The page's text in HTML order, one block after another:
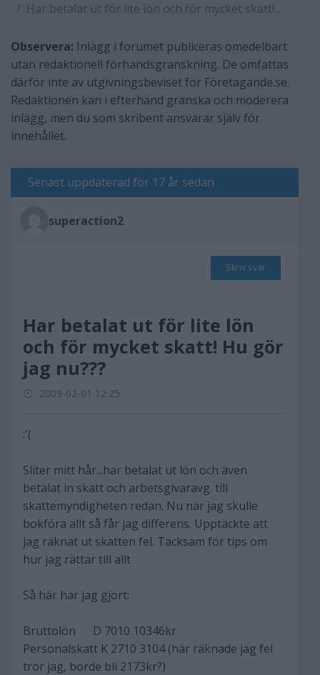
Har betalat ut för lite lön och för mycket skatt!...
Observera: Inlägg i forumet publiceras omedelbart
utan redaktionell förhandsgranskning. De omfattas
därför inte av utgivningsbeviset för Företagande.se.
Redaktionen kan i efterhand granska och moderera
inlägg, men du som skribent ansvarar själv för
innehållet.
Senast uppdaterad för 17 år sedan
superaction2
Skriv svar
Har betalat ut för lite lön
och för mycket skatt! Hu gör
jag nu???
2009-02-01 12:25
:'(
Sliter mitt hår...har betalat ut lön och även
betalat in skatt och arbetsgivaravg. till
skattemyndigheten redan. Nu när jag skulle
bokföra allt så får jag differens. Upptäckte att
jag räknat ut skatten fel. Tacksam för tips om
hur jag rättar till allt
Så här har jag gjort:
Bruttolön D 7010 10346kr
Personalskatt K 2710 3104 (här räknade jag fel
tror jag, borde bli 2173kr?)